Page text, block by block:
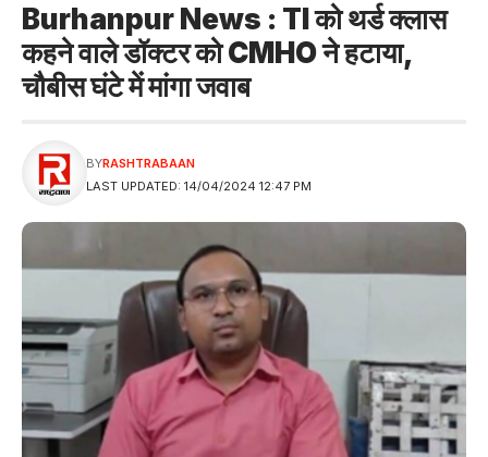
Burhanpur News : TI को थर्ड क्लास
कहने वाले डॉक्टर को CMHO ने हटाया,
चौबीस घंटे में मांगा जवाब
LAST UPDATED: 14/04/2024 12:47 PM
BYRASHTRABAAN